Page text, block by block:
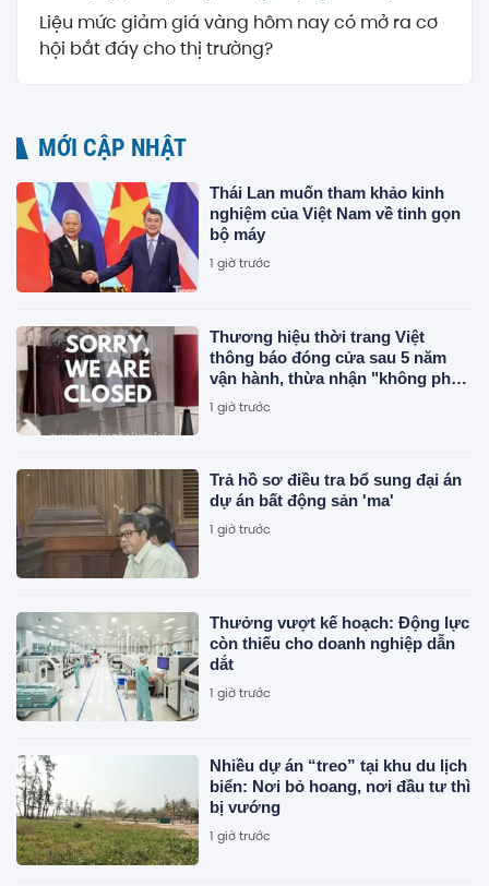
Liệu mức giảm giá vàng hôm nay có mở ra cơ
hội bắt đáy cho thị trường?
MỚI CẬP NHẬT
Thái Lan muốn tham khảo kinh
nghiệm của Việt Nam về tinh gọn
bộ máy
1 giờ trước
Thương hiệu thời trang Việt
thông báo đóng cửa sau 5 năm
vận hành, thừa nhận "không phải
lúc nào cũng đẹp như trong ảnh"
1 giờ trước
Trả hồ sơ điều tra bổ sung đại án
dự án bất động sản 'ma'
1 giờ trước
Thưởng vượt kế hoạch: Động lực
còn thiếu cho doanh nghiệp dẫn
dắt
1 giờ trước
Nhiều dự án “treo” tại khu du lịch
biển: Nơi bỏ hoang, nơi đầu tư thì
bị vướng
1 giờ trước